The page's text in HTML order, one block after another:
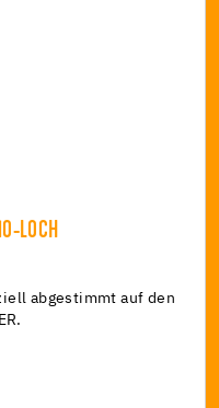
LOCH
abgestimmt auf den